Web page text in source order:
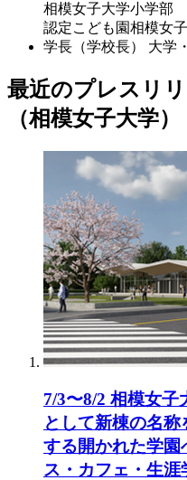
相模女子大学小学部
認定こども園相模女
学長（学校長）
大学
最近のプレスリ
（相模女子大学）
7/3〜8/2 相模女子
として新棟の名
する開かれた学
ス・カフェ・生